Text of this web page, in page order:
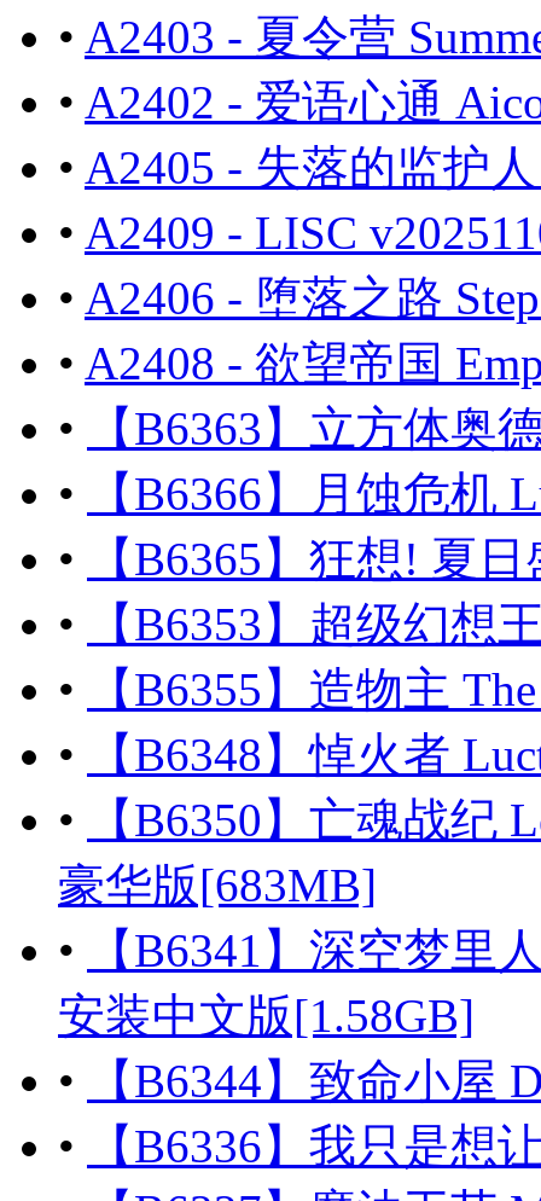
• A2403 - 夏令营
• A2402 - 爱语心通
• A2405 - 失落的监护
• A2409 - LISC
• A2406 - 堕落之路
• A2408 - 欲望帝国
•
【B6363】立方体奥
•
【B6366】月蚀危机
•
【B6365】狂想! 夏
•
【B6353】超级幻想
•
【B6355】造物主
•
【B6348】悼火者
•
【B6350】亡魂战纪
豪华版[683MB]
•
【B6341】深空梦里
安装中文版[1.58GB]
•
【B6344】致命小屋
•
【B6336】我只是想